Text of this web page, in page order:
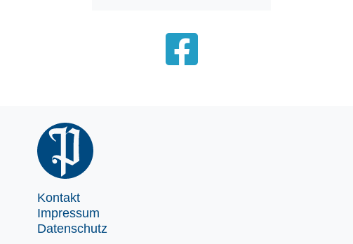
Kontakt
Impressum
Datenschutz